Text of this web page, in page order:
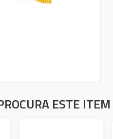
ESTE ITEM